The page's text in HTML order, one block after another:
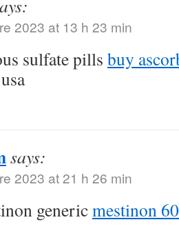
2023 at 13 h 23 min
sulfate pills buy
says:
2023 at 21 h 26 min
genericmestinon